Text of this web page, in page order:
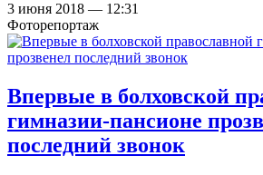
3 июня 2018 — 12:31
Фоторепортаж
Впервые в болховской
гимназии-пансионе
последний звонок